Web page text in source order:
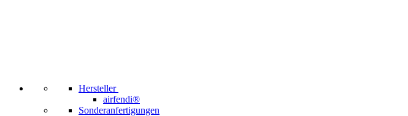
Hersteller
airfendi®
Sonderanfertigungen